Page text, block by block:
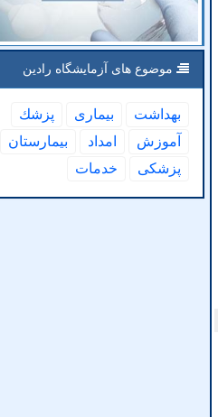
موضوع های آزمایشگاه رادین
بهداشت بیماری
پزشك
آموزش
امداد
بیمارستان
پزشكی
خدمات